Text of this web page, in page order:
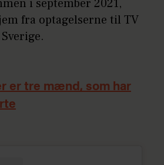
i september 2021,
fra optagelserne til TV
er tre mænd, som har